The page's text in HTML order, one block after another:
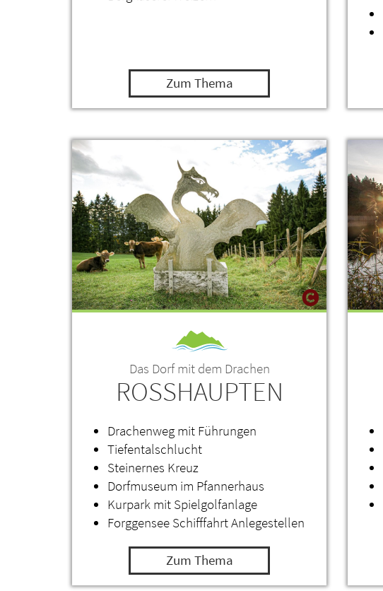
Zum Thema
Das Dorf mit dem Drachen
ROSSHAUPTEN
Drachenweg mit Führungen
Tiefentalschlucht
Steinernes Kreuz
Dorfmuseum im Pfannerhaus
Kurpark mit Spielgolfanlage
Forggensee Schifffahrt Anlegestellen
Zum Thema